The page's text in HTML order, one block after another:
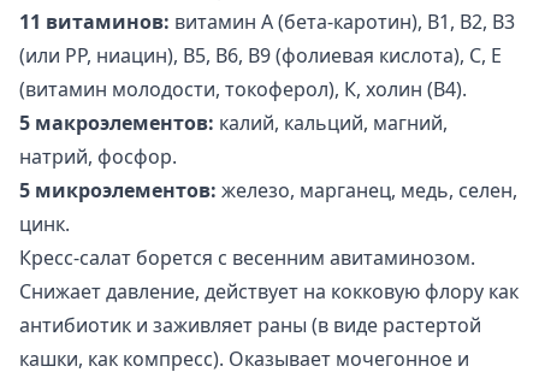
11 витаминов: витамин А (бета-каротин), В1, В2, В3
(или РР, ниацин), В5, В6, В9 (фолиевая кислота), С, Е
(витамин молодости, токоферол), К, холин (В4).
5 макроэлементов: калий, кальций, магний,
натрий, фосфор.
5 микроэлементов: железо, марганец, медь, селен,
цинк.
Кресс-салат борется с весенним авитаминозом.
Снижает давление, действует на кокковую флору как
антибиотик и заживляет раны (в виде растертой
кашки, как компресс). Оказывает мочегонное и